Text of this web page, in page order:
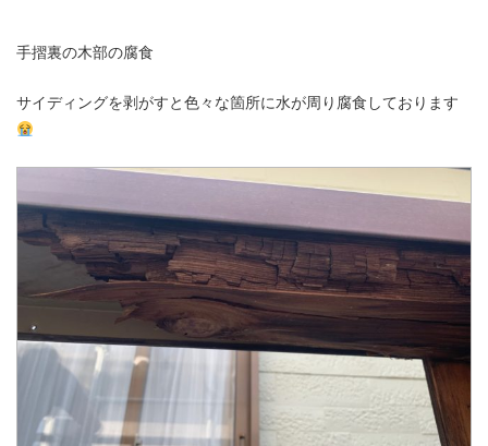
手摺裏の木部の腐食
サイディングを剥がすと色々な箇所に水が周り腐食しております